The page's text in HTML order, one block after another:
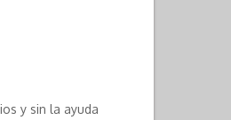
y sin la ayuda